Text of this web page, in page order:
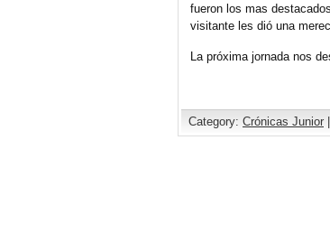
fueron los mas
visitante les dió una
La próxima jornada nos
Category: Crónicas Junior|